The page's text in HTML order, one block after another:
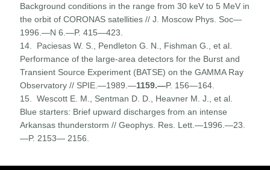
Background conditions in the range from 30 keV to 5 MeV in
the orbit of CORONAS satellities // J. Moscow Phys. Soc—
1996.—N 6.—P. 415—423.
14. Paciesas W. S., Pendleton G. N., Fishman G., et al.
Perfor­mance of the large-area detectors for the Burst and
Transient Source Experiment (BATSE) on the GAMMA Ray
Observatory // SPIE.—1989.—1159.—P. 156—164.
15. Wescott E. M., Sentman D. D., Heavner M. J., et al.
Blue starters: Brief upward discharges from an intense
Arkansas thunderstorm // Geophys. Res. Lett.—1996.—23.
—P. 2153— 2156.